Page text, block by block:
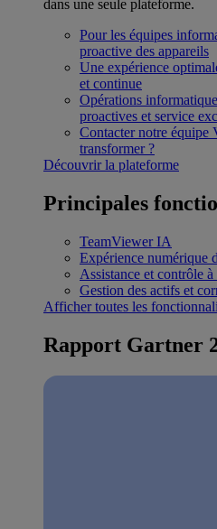
dans une seule plateforme.
Pour les équipes
proactive des appareils
Une expérience
et continue
Opérations
proactives et service
Contacter notre équipe
transformer ?
Découvrir la plateforme
Principales
TeamViewer IA
Expérience numérique
Assistance et contrôle à
Gestion des actifs et
Afficher toutes les
Rapport Gartner